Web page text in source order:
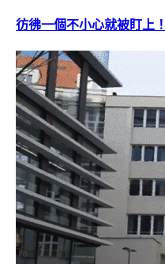
彷彿一個不小心就被盯上